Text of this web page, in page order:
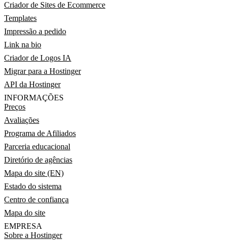
Criador de Sites de Ecommerce
Templates
Impressão a pedido
Link na bio
Criador de Logos IA
Migrar para a Hostinger
API da Hostinger
INFORMAÇÕES
Preços
Avaliações
Programa de Afiliados
Parceria educacional
Diretório de agências
Mapa do site (EN)
Estado do sistema
Centro de confiança
Mapa do site
EMPRESA
Sobre a Hostinger